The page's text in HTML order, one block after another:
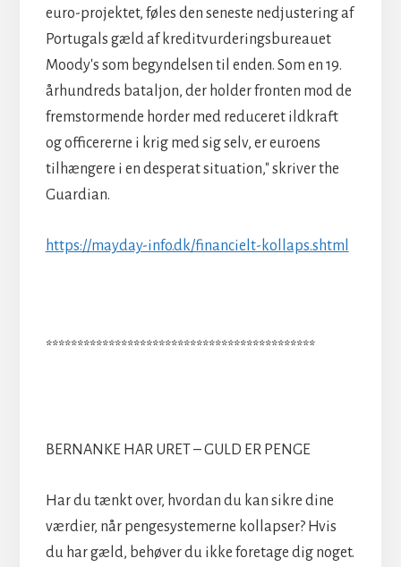
euro-projektet, føles den seneste nedjustering af
Portugals gæld af kreditvurderingsbureauet
Moody's som begyndelsen til enden. Som en 19.
århundreds bataljon, der holder fronten mod de
fremstormende horder med reduceret ildkraft
og officererne i krig med sig selv, er euroens
tilhængere i en desperat situation," skriver the
Guardian.
https://mayday-info.dk/financielt-kollaps.shtml
*******************************************
BERNANKE HAR URET – GULD ER PENGE
Har du tænkt over, hvordan du kan sikre dine
værdier, når pengesystemerne kollapser? Hvis
du har gæld, behøver du ikke foretage dig noget.